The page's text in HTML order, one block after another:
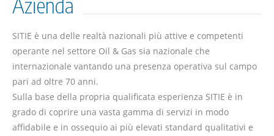
SITIE è una delle realtà nazionali più attive e competenti
operante nel settore Oil & Gas sia nazionale che
internazionale vantando una presenza operativa sul campo
pari ad oltre 70 anni.
Sulla base della propria qualificata esperienza SITIE è in
grado di coprire una vasta gamma di servizi in modo
affidabile e in ossequio ai più elevati standard qualitativi e